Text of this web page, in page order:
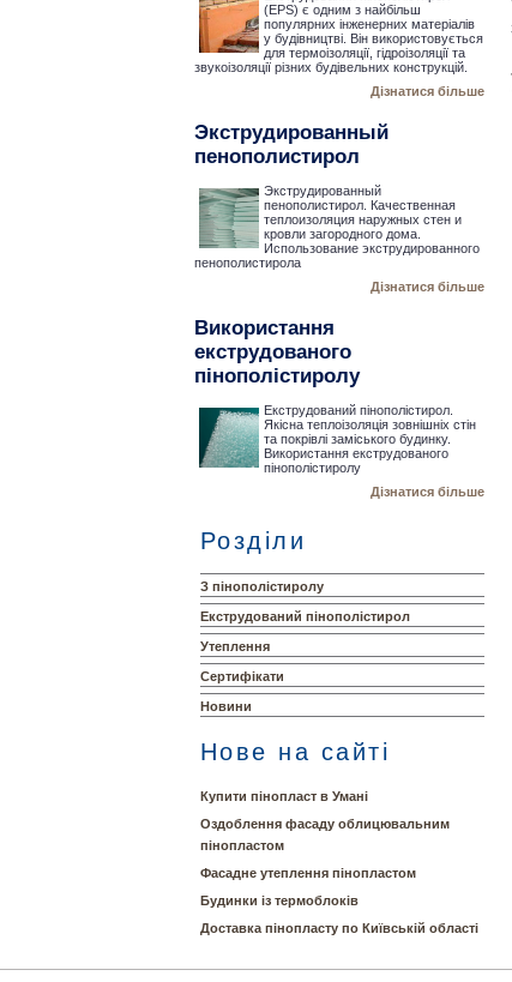
(EPS) є одним з найбільш
популярних інженерних матеріалів
у будівництві. Він використовується
для термоізоляції, гідроізоляції та
звукоізоляції різних будівельних конструкцій.
Дізнатися більше
Экструдированный
пенополистирол
Экструдированный
пенополистирол. Качественная
теплоизоляция наружных стен и
кровли загородного дома.
Использование экструдированного
пенополистирола
Дізнатися більше
Використання
екструдованого
пінополістиролу
Екструдований пінополістирол.
Якісна теплоізоляція зовнішніх стін
та покрівлі заміського будинку.
Використання екструдованого
пінополістиролу
Дізнатися більше
Розділи
З пінополістиролу
Екструдований пінополістирол
Утеплення
Сертифікати
Новини
Нове на сайті
Купити пінопласт в Умані
Оздоблення фасаду облицювальним
пінопластом
Фасадне утеплення пінопластом
Будинки із термоблоків
Доставка пінопласту по Київській області